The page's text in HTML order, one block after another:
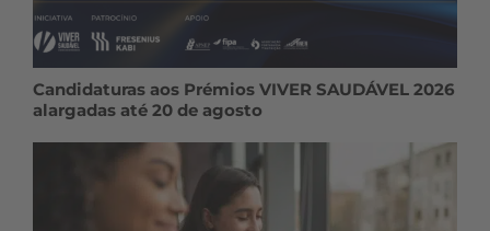
Candidaturas aos Prémios VIVER SAUDÁVEL 2026
alargadas até 20 de agosto